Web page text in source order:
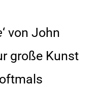
‘ von John
große Kunst